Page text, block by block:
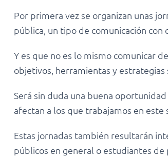
Por primera vez se organizan unas
pública, un tipo de comunicación
Y es que no es lo mismo comunicar
objetivos, herramientas y
Será sin duda una buena
afectan a los que trabajamos en este
Estas jornadas también resultarán
públicos en general o estudiantes de